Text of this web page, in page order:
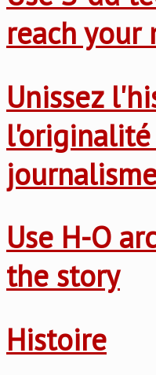
reach your
Unissez
Use H-O
the story
Histoire